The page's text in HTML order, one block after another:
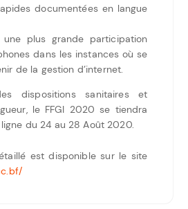
documentées en langue
une plus grande participation
dans les instances où se
de la gestion d’internet.
dispositions sanitaires et
le FFGI 2020 se tiendra
du 24 au 28 Août 2020.
est disponible sur le site